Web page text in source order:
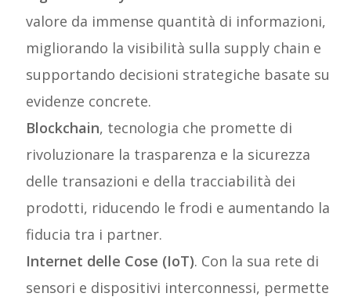
valore da immense quantità di informazioni,
migliorando la visibilità sulla supply chain e
supportando decisioni strategiche basate su
evidenze concrete.
Blockchain, tecnologia che promette di
rivoluzionare la trasparenza e la sicurezza
delle transazioni e della tracciabilità dei
prodotti, riducendo le frodi e aumentando la
fiducia tra i partner.
Internet delle Cose (IoT). Con la sua rete di
sensori e dispositivi interconnessi, permette